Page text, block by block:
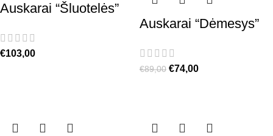
Auskarai “Šluotelės”
€103,00
Auskarai “Dėmesys”
€89,00 €74,00